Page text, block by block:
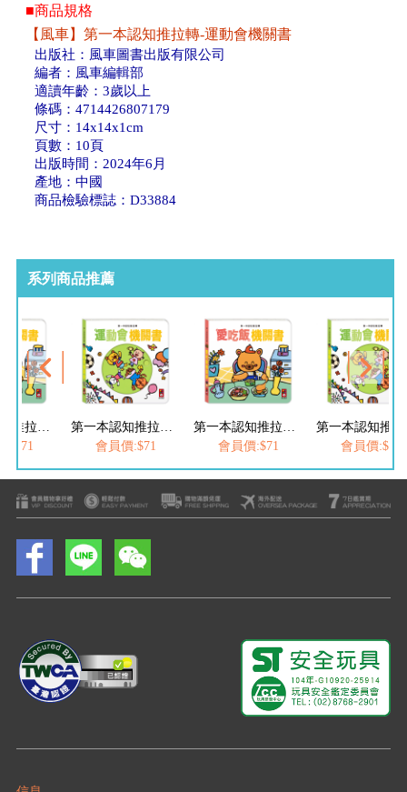
■商品規格
【風車】第一本認知推拉轉-運動會機關書
出版社：風車圖書出版有限公司
編者：風車編輯部
適讀年齡：3歲以上
條碼：4714426807179
尺寸：14x14x1cm
頁數：10頁
出版時間：2024年6月
產地：中國
商品檢驗標誌：D33884
系列商品推薦
:$71
會員價:$71
會員價:$71
會員價:$71